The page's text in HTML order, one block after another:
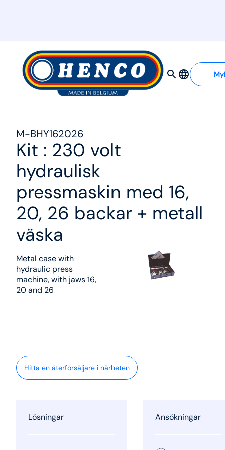
M-BHY162026
Kit : 230 volt
hydraulisk
pressmaskin med 16,
20, 26 backar + metall
väska
Metal case with
hydraulic press
machine, with jaws 16,
20 and 26
Hitta en återförsäljare i närheten
Lösningar Ansökningar